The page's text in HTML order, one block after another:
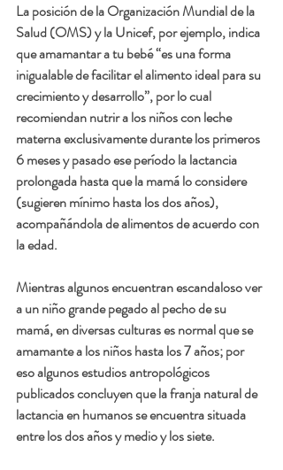
La posición de la Organización Mundial de la
Salud (OMS) y la Unicef, por ejemplo, indica
que amamantar a tu bebé “es una forma
inigualable de facilitar el alimento ideal para su
crecimiento y desarrollo”, por lo cual
recomiendan nutrir a los niños con leche
materna exclusivamente durante los primeros
6 meses y pasado ese período la lactancia
prolongada hasta que la mamá lo considere
(sugieren mínimo hasta los dos años),
acompañándola de alimentos de acuerdo con
la edad.
Mientras algunos encuentran escandaloso ver
a un niño grande pegado al pecho de su
mamá, en diversas culturas es normal que se
amamante a los niños hasta los 7 años; por
eso algunos estudios antropológicos
publicados concluyen que la franja natural de
lactancia en humanos se encuentra situada
entre los dos años y medio y los siete.